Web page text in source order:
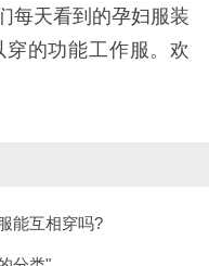
每天看到的孕妇服装
的功能工作服。欢
能互相穿吗?